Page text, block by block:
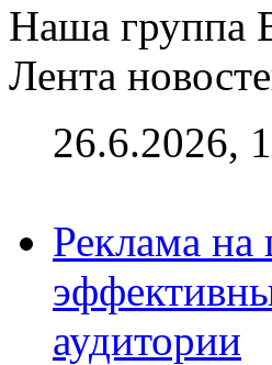
Наша группа
Лента
26.6.2026,
Реклама на
аудитории